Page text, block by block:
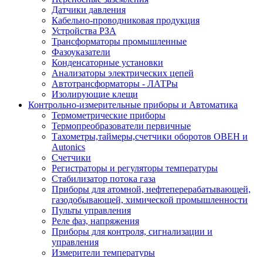
Датчики давления
Кабельно-проводниковая продукция
Устройства РЗА
Трансформаторы промышленные
Фазоуказатели
Конденсаторные установки
Анализаторы электрических цепей
Автотрансформаторы - ЛАТРы
Изолирующие клещи
Контрольно-измерительные приборы и Автоматика
Термометрические приборы
Термопреобразователи первичные
Тахометры,таймеры,счетчики оборотов ОВЕН и
Autonics
Счетчики
Регистраторы и регуляторы температуры
Стабилизатор потока газа
Приборы для атомной, нефтеперерабатывающей,
газодобывающей, химической промышленности
Пульты управления
Реле фаз, напряжения
Приборы для контроля, сигнализации и
управления
Измерители температуры